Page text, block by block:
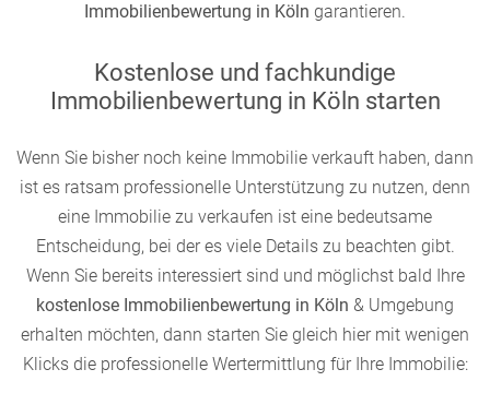
Immobilienbewertung in Köln garantieren.
Kostenlose und fachkundige
Immobilienbewertung in Köln starten
Wenn Sie bisher noch keine Immobilie verkauft haben, dann
ist es ratsam professionelle Unterstützung zu nutzen, denn
eine Immobilie zu verkaufen ist eine bedeutsame
Entscheidung, bei der es viele Details zu beachten gibt.
Wenn Sie bereits interessiert sind und möglichst bald Ihre
kostenlose Immobilienbewertung in Köln & Umgebung
erhalten möchten, dann starten Sie gleich hier mit wenigen
Klicks die professionelle Wertermittlung für Ihre Immobilie: